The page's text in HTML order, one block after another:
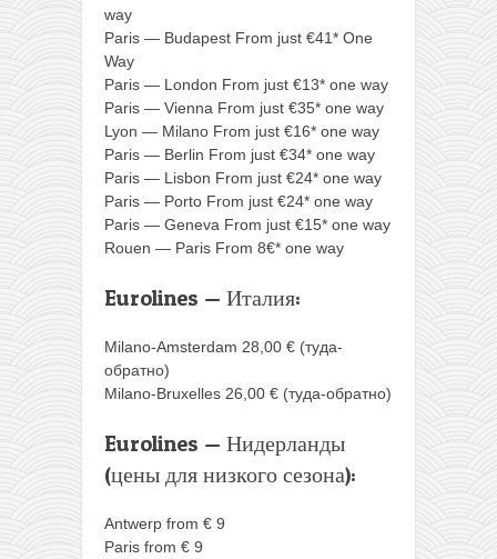
way
Paris — Budapest From just €41* One
Way
Paris — London From just €13* one way
Paris — Vienna From just €35* one way
Lyon — Milano From just €16* one way
Paris — Berlin From just €34* one way
Paris — Lisbon From just €24* one way
Paris — Porto From just €24* one way
Paris — Geneva From just €15* one way
Rouen — Paris From 8€* one way
Eurolines — Италия:
Milano-Amsterdam 28,00 € (туда-
обратно)
Milano-Bruxelles 26,00 € (туда-обратно)
Eurolines — Нидерланды
(цены для низкого сезона):
Antwerp from € 9
Paris from € 9